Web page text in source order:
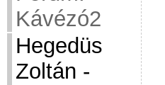
Kávézó2
Hegedüs
Zoltán -